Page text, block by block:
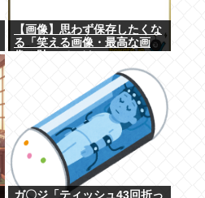
【画像】思わず保存したくな
る「笑える画像・最高な画
ガ〇ジ「ティッシュ43回折っ